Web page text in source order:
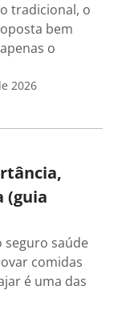
tradicional, o
bem
o
2026
(guia
seguro saúde
comidas
é uma das